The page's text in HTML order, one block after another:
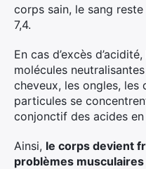
corps sain, le sang
7,4.
En cas d’excès
molécules
cheveux, les ongles, les
particules se
conjonctif des acides en
Ainsi, le corps devient
problèmes